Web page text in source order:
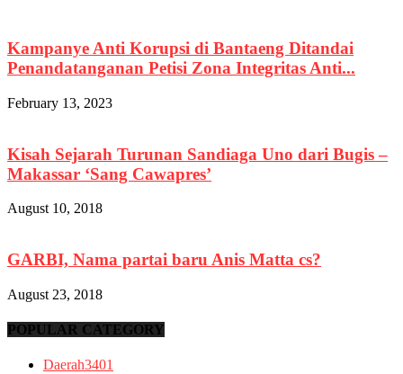
Kampanye Anti Korupsi di Bantaeng Ditandai
Penandatanganan Petisi Zona Integritas Anti...
February 13, 2023
Kisah Sejarah Turunan Sandiaga Uno dari Bugis –
Makassar ‘Sang Cawapres’
August 10, 2018
GARBI, Nama partai baru Anis Matta cs?
August 23, 2018
POPULAR CATEGORY
Daerah3401